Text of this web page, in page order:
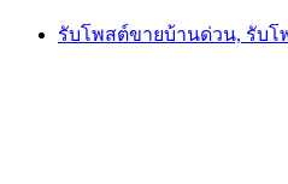
Skip
รับโพสต์ขายบ้านด่วน, รับ